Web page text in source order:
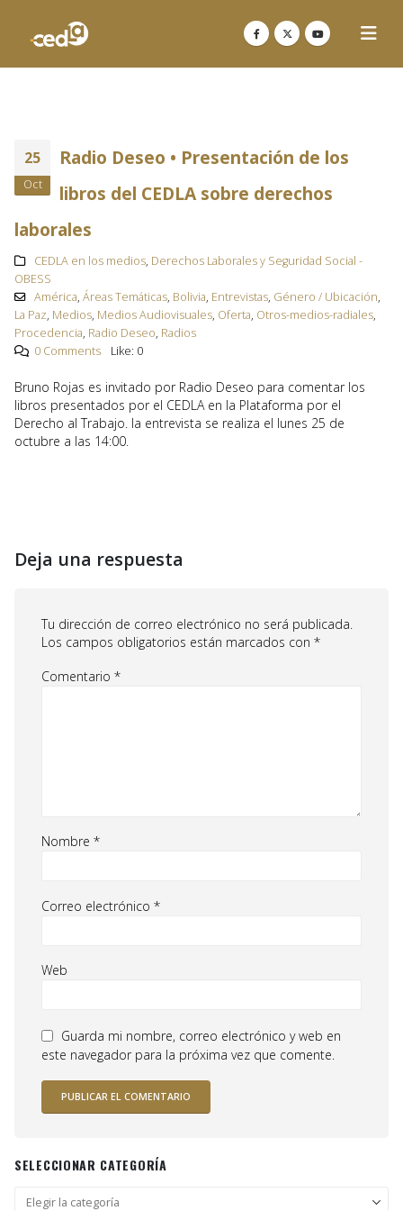
25
Oct
Radio Deseo • Presentación de los
libros del CEDLA sobre derechos
laborales
CEDLA en los medios, Derechos Laborales y Seguridad Social -
OBESS
América, Áreas Temáticas, Bolivia, Entrevistas, Género / Ubicación,
La Paz, Medios, Medios Audiovisuales, Oferta, Otros-medios-radiales,
Procedencia, Radio Deseo, Radios
0 Comments
Like: 0
Bruno Rojas es invitado por Radio Deseo para comentar los
libros presentados por el CEDLA en la Plataforma por el
Derecho al Trabajo. la entrevista se realiza el lunes 25 de
octubre a las 14:00.
Deja una respuesta
Tu dirección de correo electrónico no será publicada.
Los campos obligatorios están marcados con *
Comentario *
Nombre *
Correo electrónico *
Web
Guarda mi nombre, correo electrónico y web en
este navegador para la próxima vez que comente.
SELECCIONAR CATEGORÍA
Seleccionar